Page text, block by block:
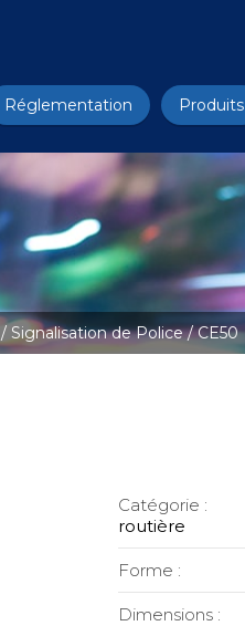
Réglementation Produits
/ Signalisation de Police/ CE50
Catégorie :
routière
Forme :
Dimensions :